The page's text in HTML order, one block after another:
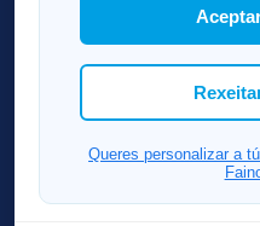
Así mesmo, podes
cookies que desexas
Queres personalizar a